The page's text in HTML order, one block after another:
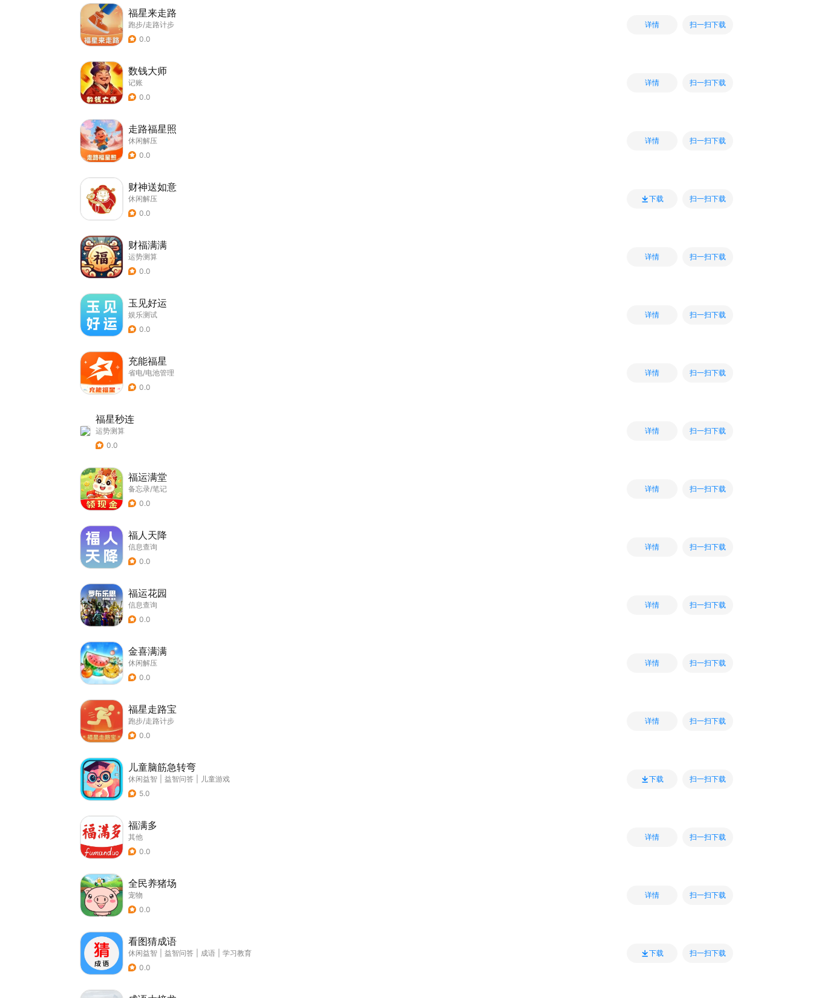
福星来走路
跑步/走路计步
0.0
详情 扫一扫下载
数钱大师
记账
0.0
详情 扫一扫下载
走路福星照
休闲解压
0.0
详情 扫一扫下载
财神送如意
休闲解压
0.0
下载 扫一扫下载
财福满满
运势测算
0.0
详情 扫一扫下载
玉见好运
娱乐测试
0.0
详情 扫一扫下载
充能福星
省电/电池管理
0.0
详情 扫一扫下载
福星秒连
运势测算
0.0
详情 扫一扫下载
福运满堂
备忘录/笔记
0.0
详情 扫一扫下载
福人天降
信息查询
0.0
详情 扫一扫下载
福运花园
信息查询
0.0
详情 扫一扫下载
金喜满满
休闲解压
0.0
详情 扫一扫下载
福星走路宝
跑步/走路计步
0.0
详情 扫一扫下载
儿童脑筋急转弯
休闲益智 益智问答
儿童游戏
5.0
下载 扫一扫下载
福满多
其他
0.0
详情 扫一扫下载
全民养猪场
宠物
0.0
详情 扫一扫下载
看图猜成语
休闲益智 益智问答 成语
学习教育
0.0
下载 扫一扫下载